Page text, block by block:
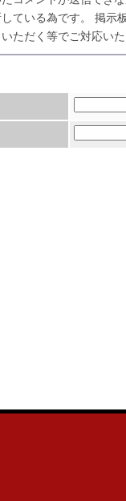
ている為です。 掲示
ただく等でご対応い